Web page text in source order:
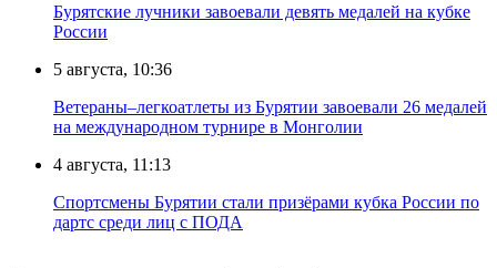
Бурятские лучники завоевали девять медалей на кубке
России
5 августа, 10:36
Ветераны–легкоатлеты из Бурятии завоевали 26 медалей
на международном турнире в Монголии
4 августа, 11:13
Спортсмены Бурятии стали призёрами кубка России по
дартс среди лиц с ПОДА